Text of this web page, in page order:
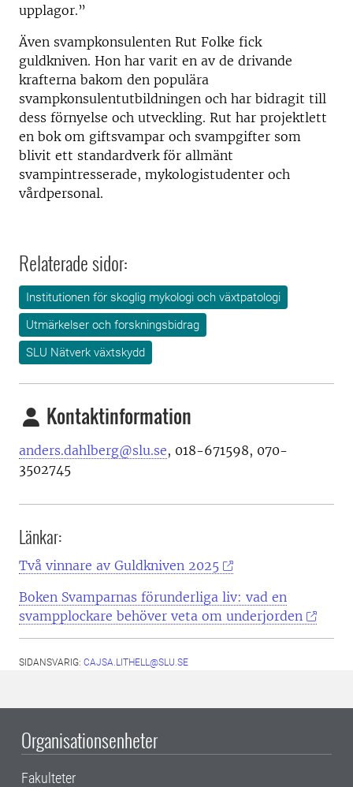
upplagor.”
Även svampkonsulenten Rut Folke fick
guldkniven. Hon har varit en av de drivande
krafterna bakom den populära
svampkonsulentutbildningen och har bidragit till
dess förnyelse och utveckling. Rut har projektlett
en bok om giftsvampar och svampgifter som
blivit ett standardverk för allmänt
svampintresserade, mykologistudenter och
vårdpersonal.
Relaterade sidor:
Institutionen för skoglig mykologi och växtpatologi
Utmärkelser och forskningsbidrag
SLU Nätverk växtskydd
Kontaktinformation
anders.dahlberg@slu.se, 018-671598, 070-
3502745
Länkar:
Två vinnare av Guldkniven 2025
Boken Svamparnas förunderliga liv: vad en
svampplockare behöver veta om underjorden
SIDANSVARIG: CAJSA.LITHELL@SLU.SE
Organisationsenheter
Fakulteter